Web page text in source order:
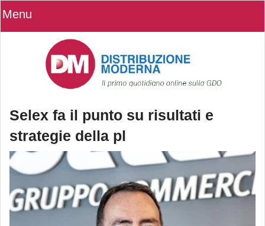
Menu
Selex fa il punto su risultati e
strategie della pl